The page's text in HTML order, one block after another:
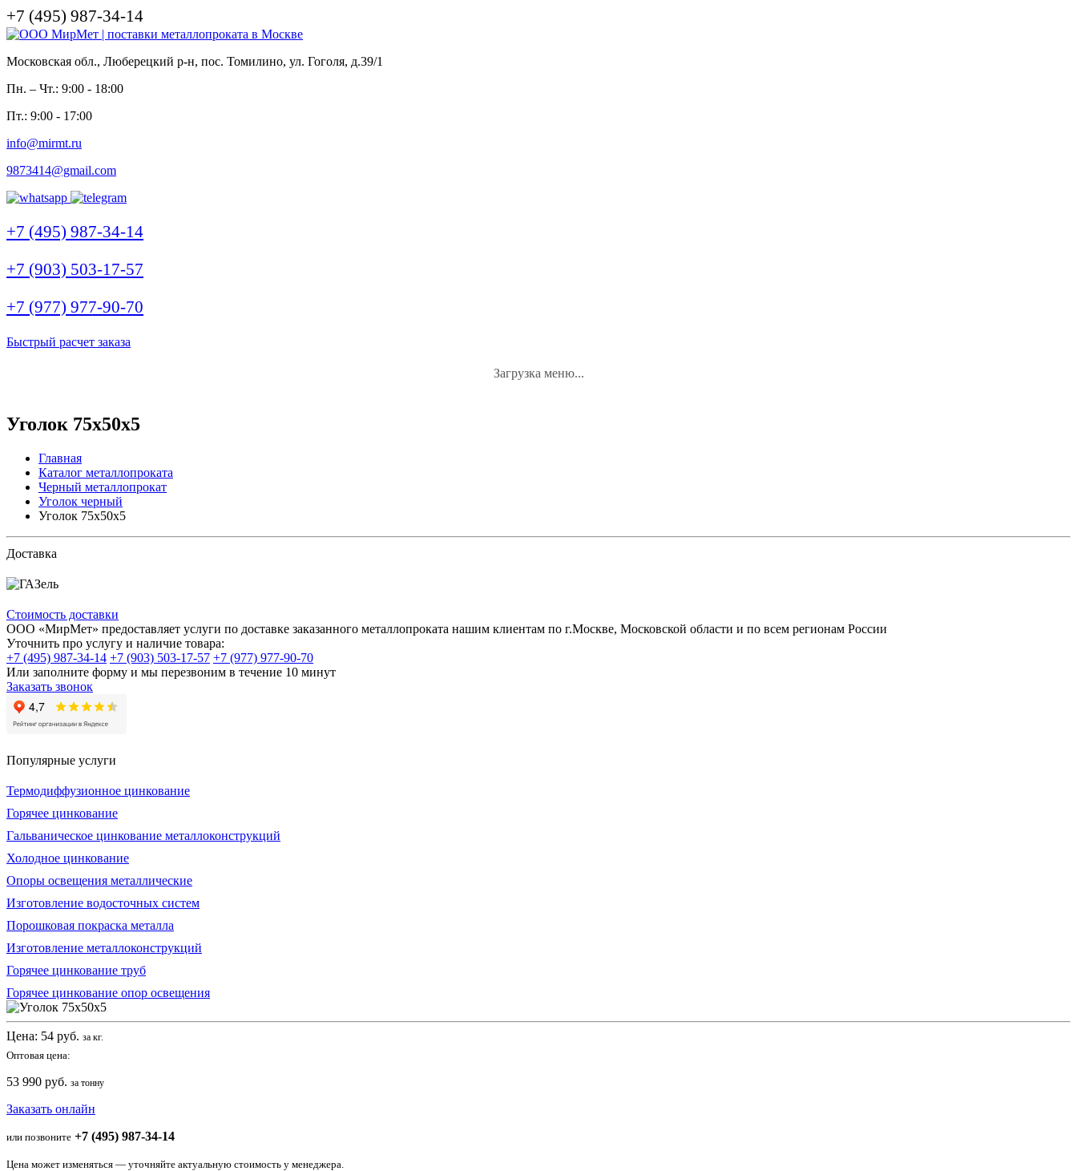
+7 (495) 987-34-14
Московская обл., Люберецкий р-н, пос. Томилино, ул. Гоголя, д.39/1
Пн. – Чт.: 9:00 - 18:00
Пт.: 9:00 - 17:00
info@mirmt.ru
9873414@gmail.com
+7 (495) 987-34-14
+7 (903) 503-17-57
+7 (977) 977-90-70
Быстрый расчет заказа
Загрузка меню...
Уголок 75x50x5
Главная
Каталог металлопроката
Черный металлопрокат
Уголок черный
Уголок 75x50x5
Доставка
Стоимость доставки
ООО «МирМет» предоставляет услуги по доставке заказанного металлопроката нашим клиентам по г.Москве, Московской области и по всем регионам России
Уточнить про услугу и наличие товара:
+7 (495) 987-34-14 +7 (903) 503-17-57 +7 (977) 977-90-70
Или заполните форму и мы перезвоним в течение 10 минут
Заказать звонок
Популярные услуги
Термодиффузионное цинкование
Горячее цинкование
Гальваническое цинкование металлоконструкций
Холодное цинкование
Опоры освещения металлические
Изготовление водосточных систем
Порошковая покраска металла
Изготовление металлоконструкций
Горячее цинкование труб
Горячее цинкование опор освещения
Цена: 54 руб. за кг.
Оптовая цена:
53 990 руб. за тонну
Заказать онлайн
или позвоните +7 (495) 987-34-14
Цена может изменяться — уточняйте актуальную стоимость у менеджера.